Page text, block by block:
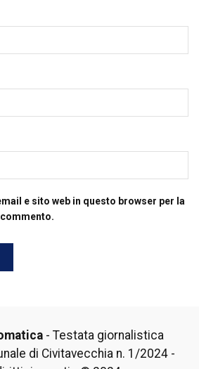
e sito web in questo browser per la
- Testata giornalistica
di Civitavecchia n. 1/2024 -